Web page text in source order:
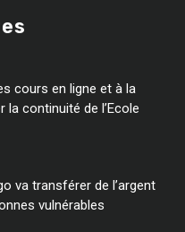
cours en ligne et à la
la continuité de l’Ecole
va transférer de l’argent
vulnérables